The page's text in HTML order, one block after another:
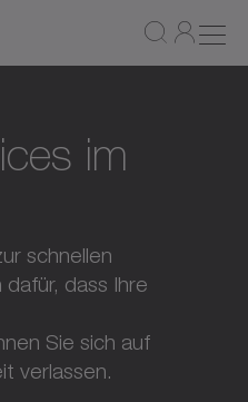
im
schnellen
dass Ihre
Sie sich auf
verlassen.